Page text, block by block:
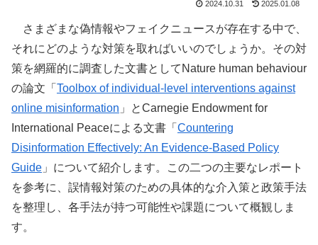
2024.10.31 2025.01.08
さまざまな偽情報やフェイクニュースが存在する中で、
それにどのような対策を取ればいいのでしょうか。その対
策を網羅的に調査した文書としてNature human behaviour
の論文「 Toolbox of individual-level interventions against
online misinformation 」とCarnegie Endowment for
International Peaceによる文書「 Countering
Disinformation Effectively: An Evidence-Based Policy
Guide 」について紹介します。この二つの主要なレポート
を参考に、誤情報対策のための具体的な介入策と政策手法
を整理し、各手法が持つ可能性や課題について概観しま
す。